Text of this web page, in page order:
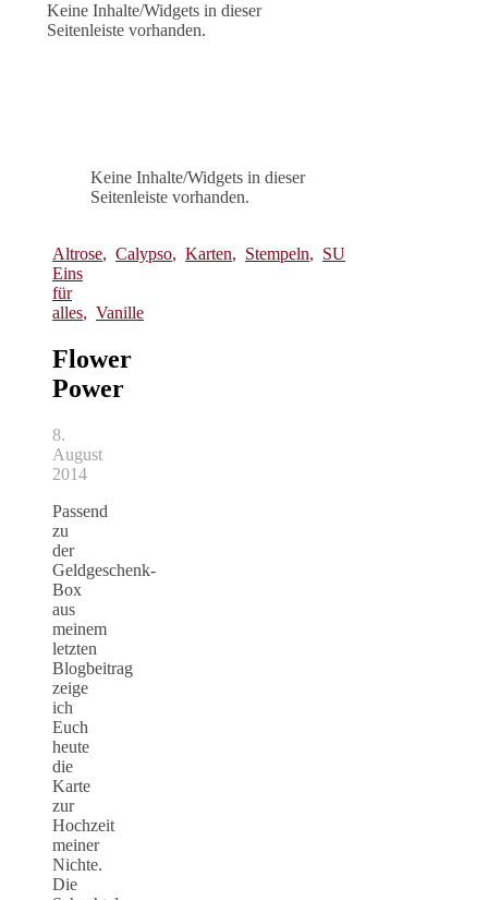
Keine Inhalte/Widgets in dieser
Seitenleiste vorhanden.
Keine Inhalte/Widgets in dieser
Seitenleiste vorhanden.
Altrose, Calypso, Karten, Stempeln, SU
Eins
für
alles, Vanille
Flower
Power
8.
August
2014
Passend
zu
der
Geldgeschenk-
Box
aus
meinem
letzten
Blogbeitrag
zeige
ich
Euch
heute
die
Karte
zur
Hochzeit
meiner
Nichte.
Die